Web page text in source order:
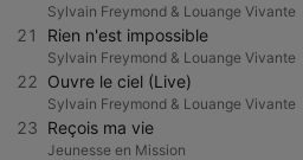
Sylvain Freymond & Louange Vivante
21 Rien n'est impossible
Sylvain Freymond & Louange Vivante
22 Ouvre le ciel (Live)
Sylvain Freymond & Louange Vivante
23 Reçois ma vie
Jeunesse en Mission